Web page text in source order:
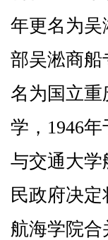
年更名为吴
部吴淞商船
名为国立重
学， 1946年
与交通大
民政府决
航海学院